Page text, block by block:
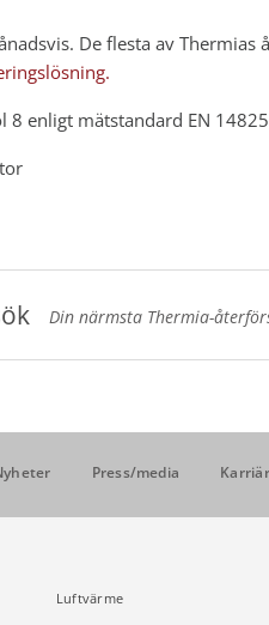
De flesta av Thermias
8 enligt mätstandard EN
Din närmsta Thermia-
Press/media Karriär
Luftvärme